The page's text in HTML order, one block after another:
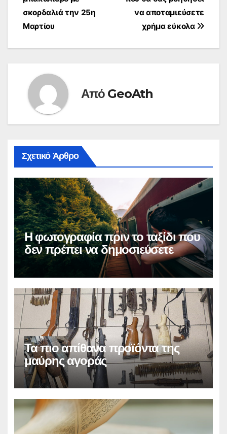
άρθρων
να αποταμιεύσετε
χρήμα εύκολα
σκορδαλιά την 25η
Μαρτίου
Από GeoAth
Σχετικό Άρθρο
Η φωτογραφία πριν το ταξίδι που
δεν πρέπει να δημοσιεύσετε
Τα πιο απίθανα προϊόντα της
μαύρης αγοράς